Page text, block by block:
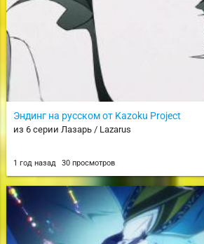
Эндинг на русском от Kazoku Project
из 6 серии Лазарь / Lazarus
1 год назад 30 просмотров